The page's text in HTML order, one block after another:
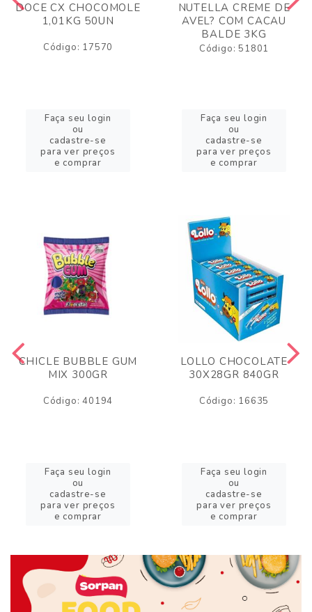
DOCE CX CHOCOMOLE
1,01KG 50UN
Código: 17570
Faça seu login
ou
cadastre-se
para ver preços
e comprar
NUTELLA CREME DE
AVEL? COM CACAU
BALDE 3KG
Código: 51801
Faça seu login
ou
cadastre-se
para ver preços
e comprar
CHICLE BUBBLE GUM
MIX 300GR
Código: 40194
Faça seu login
ou
cadastre-se
para ver preços
e comprar
LOLLO CHOCOLATE
30X28GR 840GR
Código: 16635
Faça seu login
ou
cadastre-se
para ver preços
e comprar